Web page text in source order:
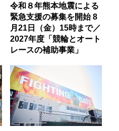
令和８年熊本地震による
緊急支援の募集を開始 8
月21日（金）15時まで／
2027年度「競輪とオート
レースの補助事業」